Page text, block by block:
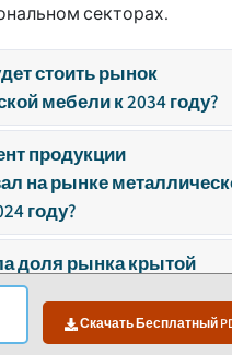
Скачать Бесплатный
секторах.
стоить рынок
мебели к 2034 году?
продукции
на рынке
году?
доля рынка крытой
году?
рынка металлической